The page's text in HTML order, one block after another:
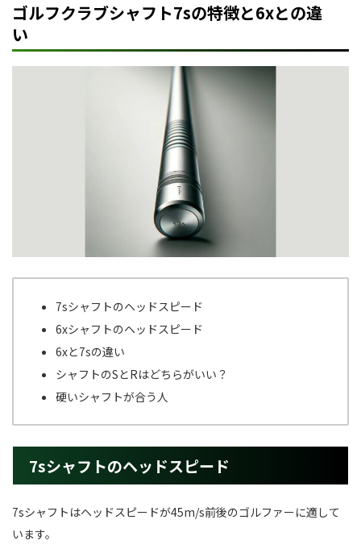
ゴルフクラブシャフト7sの特徴と6xとの違
い
7sシャフトのヘッドスピード
6xシャフトのヘッドスピード
6xと7sの違い
シャフトのSとRはどちらがいい？
硬いシャフトが合う人
7sシャフトのヘッドスピード
7sシャフトはヘッドスピードが45m/s前後のゴルファーに適して
います。